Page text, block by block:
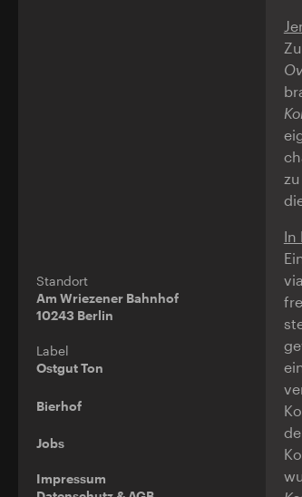
Standort
Am Wriezener Bahnhof
10243 Berlin
Label
Ostgut Ton
Bierhof
Jobs
Impressum
In
via